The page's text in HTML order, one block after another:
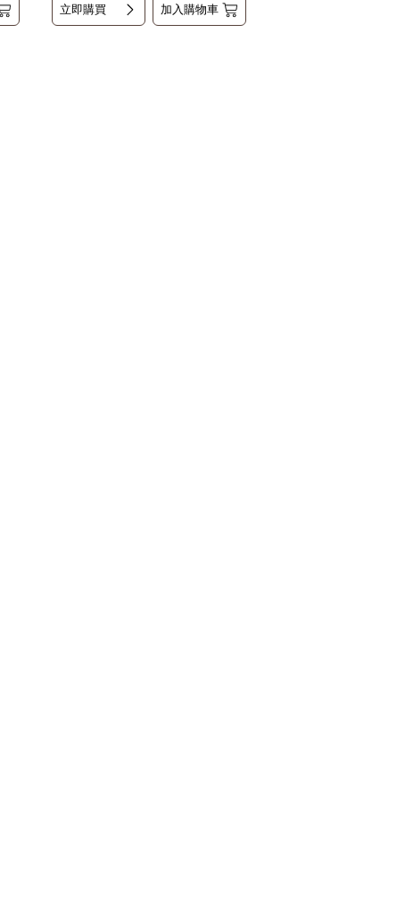
立即購買 加入購物車